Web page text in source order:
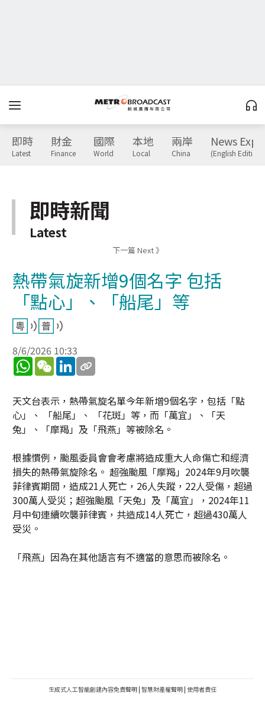
即時
Latest
財金
Finance
國際
World
本地
Local
兩岸
China
News
(English Edition)
即時新聞
Latest
下一篇 Next 》
熱帶氣旋新增9個名字 包括
「點心」、「船尾」等
8/6/2026 10:33
WhatsApp
WeChatLinkedIn
天文台表示，熱帶氣旋名單今年新增9個名字，包括「點
心」、 「船尾」、 「花斑」等，而「萬宜」、「天
兔」、「摩羯」及「飛燕」等被除名。
根據慣例，颱風委員會會考慮將造成重大人命傷亡和經濟
損失的熱帶氣旋除名。 超強颱風「摩羯」2024年9月吹襲
菲律賓期間，造成21人死亡，26人失蹤，22人受傷，超過
300萬人受災；超強颱風「天兔」及「萬宜」，2024年11
月中旬連續吹襲菲律賓，共造成14人死亡，超過430萬人
受災。
「飛燕」因為在其他語言有不適當的意思而被除名。
生成式人工智能創建內容免責聲明 | 智慧財產權聲明 | 使用者責任